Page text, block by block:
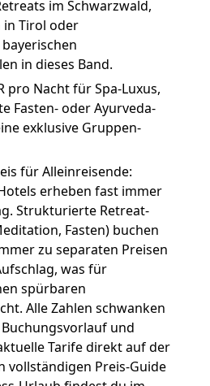
im Schwarzwald,
in Tirol oder
in dieses Band.
pro Nacht für Spa-Luxus,
Fasten- oder Ayurveda-
exklusive Gruppen-
für Alleinreisende:
erheben fast immer
Strukturierte Retreat-
Fasten) buchen
zu separaten Preisen
was für
spürbaren
Alle Zahlen schwanken
und
Tarife direkt auf der
vollständigen Preis-Guide